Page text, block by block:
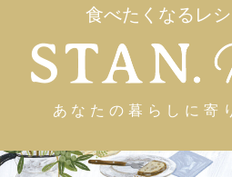
食べたくなるレシ
あなたの暮らしに 寄